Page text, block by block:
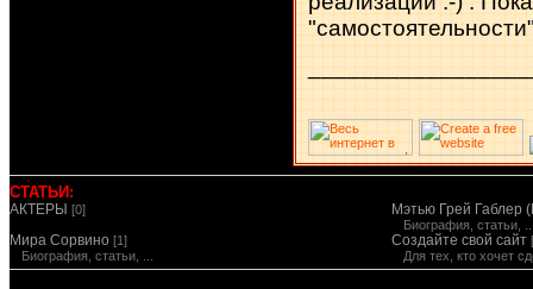
СТАТЬИ:
АКТЕРЫ [0] Мэтью Грей Габлер
Биография, статьи,
Мира Сорвино [1]
Биография, статьи, ...
Создайте свой сайт
Для тех, кто хочет